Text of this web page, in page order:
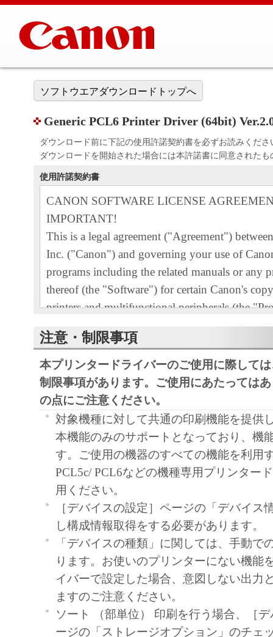
ソフトウエアダウンロードトップへ
Generic PCL6 Printer Driver (64bit)
ダウンロード前に下記の使用許諾契約書を必ずお読みくださ
ダウンロードを開始された場合には本許諾書に同意された
使用許諾契約書
CANON SOFTWARE LICENSE
IMPORTANT!
This is a legal agreement ("Agreement")
Inc. ("Canon") and governing your use of
programs including the related manuals or any
thereof (the "Software") for certain Canon's
printers and multifunctional peripherals (the
READ CAREFULLY AND UNDERSTAND
RIGHTS AND RESTRICTIONS
AGREEMENT BEFORE INSTALLING THE
CLICKING THE BUTTON INDICATING
ACCEPTANCE AS STATED BELOW OR
SOFTWARE, YOU AGREE TO BE BOUND
AND CONDITIONS OF THIS
NOT AGREE TO THE FOLLOWING
CONDITIONS OF THIS AGREEMENT, DO
SOFTWARE. NO REFUND WILL BE
SOFTWARE WAS PROVIDED TO YOU AT
1. GRANT OF LICENSE
Canon grants you a personal, limited and non-
use ("use" as used herein shall include storing,
accessing, executing or displaying) the
with Products only on computers directly or
connected to the Products (the "Designated
You may allow other users of other computers
注意・制限事項
本プリンタードライバーのご使用に際して
制限事項があります。ご使用にあたっては
の点にご注意ください。
対象機種に対して共通の印刷機能を提供
本機能のみのサポートとなっており、機
す。ご使用の機器のすべての機能を利用
PCL5c/ PCL6などの機種専用プリンター
用ください。
［デバイスの設定］ページの「デバイス
し構成情報取得をする必要があります。
「デバイスの種類」に関しては、手動で
ります。お使いのプリンターにない機能
イバーで設定した場合、意図しない出力
ますのご注意ください。
ソート （部単位） 印刷を行う場合、［
ージの「ストレージオプション」のチェ